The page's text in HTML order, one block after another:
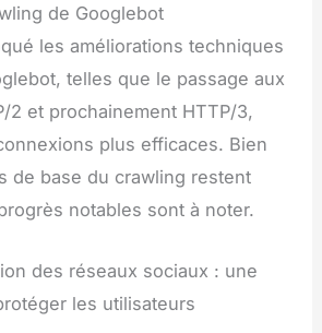
de Googlebot
les améliorations techniques
telles que le passage aux
2 et prochainement HTTP/3,
plus efficaces. Bien
de base du crawling restent
notables sont à noter.
des réseaux sociaux : une
les utilisateurs